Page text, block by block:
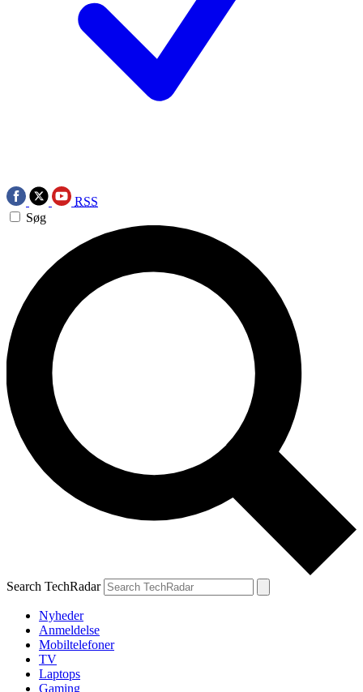
RSS
Søg
Search TechRadar
Nyheder
Anmeldelse
Mobiltelefoner
TV
Laptops
Gaming